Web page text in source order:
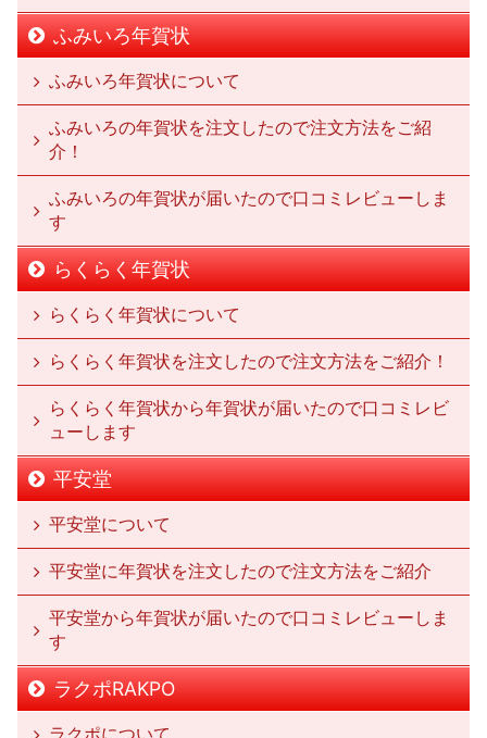
ふみいろ年賀状
ふみいろ年賀状について
ふみいろの年賀状を注文したので注文方法をご紹
介！
ふみいろの年賀状が届いたので口コミレビューしま
す
らくらく年賀状
らくらく年賀状について
らくらく年賀状を注文したので注文方法をご紹介！
らくらく年賀状から年賀状が届いたので口コミレビ
ューします
平安堂
平安堂について
平安堂に年賀状を注文したので注文方法をご紹介
平安堂から年賀状が届いたので口コミレビューしま
す
ラクポRAKPO
ラクポについて